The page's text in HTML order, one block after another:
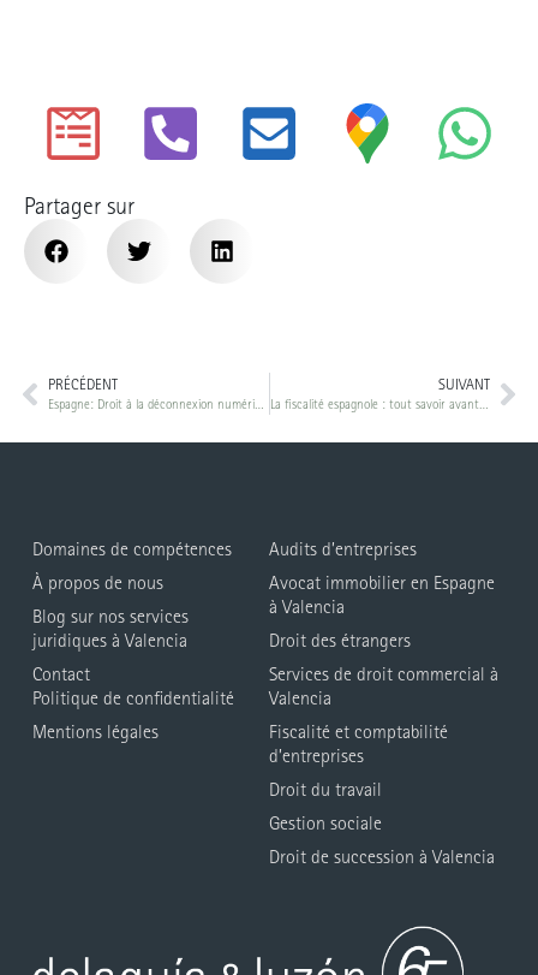
Partager sur
PRÉCÉDENT
Espagne: Droit à la déconnexion numérique et vacances
SUIVANT
La fiscalité espagnole : tout savoir avant de s’expatrier
Domaines de compétences
À propos de nous
Blog sur nos services
juridiques à Valencia
Contact
Politique de confidentialité
Mentions légales
Audits d’entreprises
Avocat immobilier en Espagne
à Valencia
Droit des étrangers
Services de droit commercial à
Valencia
Fiscalité et comptabilité
d’entreprises
Droit du travail
Gestion sociale
Droit de succession à Valencia